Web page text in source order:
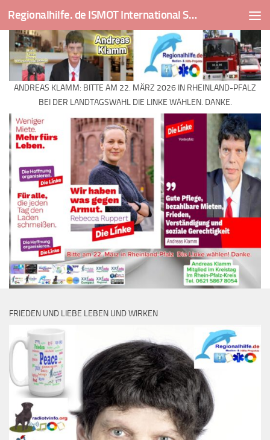
Skip to content Regionalhilfe. de ISMOT International Social And Medical Outreach Team
ANDREAS KLAMM: BITTE AM 22. MÄRZ 2026 IN RHEINLAND-PFALZ
BEI DER LANDTAGSWAHL DIE LINKE WÄHLEN. DANKE.
FRIEDEN UND LIEBE LEBEN UND WIRKEN